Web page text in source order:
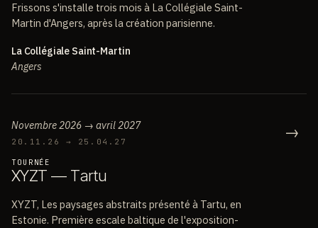
Frissons s'installe trois mois à La Collégiale Saint-
Martin d'Angers, après la création parisienne.
La Collégiale Saint-Martin
Angers
Novembre 2026 → avril 2027
20.11.26 → 25.04.27
TOURNÉE
XYZT — Tartu
XYZT, Les paysages abstraits présenté à Tartu, en
Estonie. Première escale baltique de l'exposition-
→